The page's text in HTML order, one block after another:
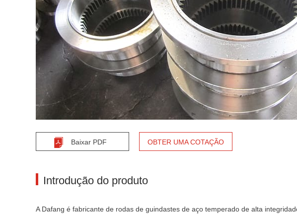
Baixar PDF
OBTER UMA COTAÇÃO
Introdução do produto
A Dafang é fabricante de rodas de guindastes de aço temperado de alta